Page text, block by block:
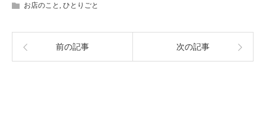
お店のこと ひとりごと
前の記事 次の記事